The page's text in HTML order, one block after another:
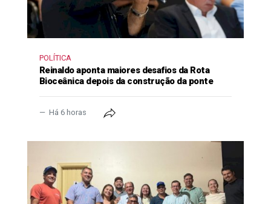
POLÍTICA
Reinaldo aponta maiores desafios da Rota
Bioceânica depois da construção da ponte
Há 6 horas